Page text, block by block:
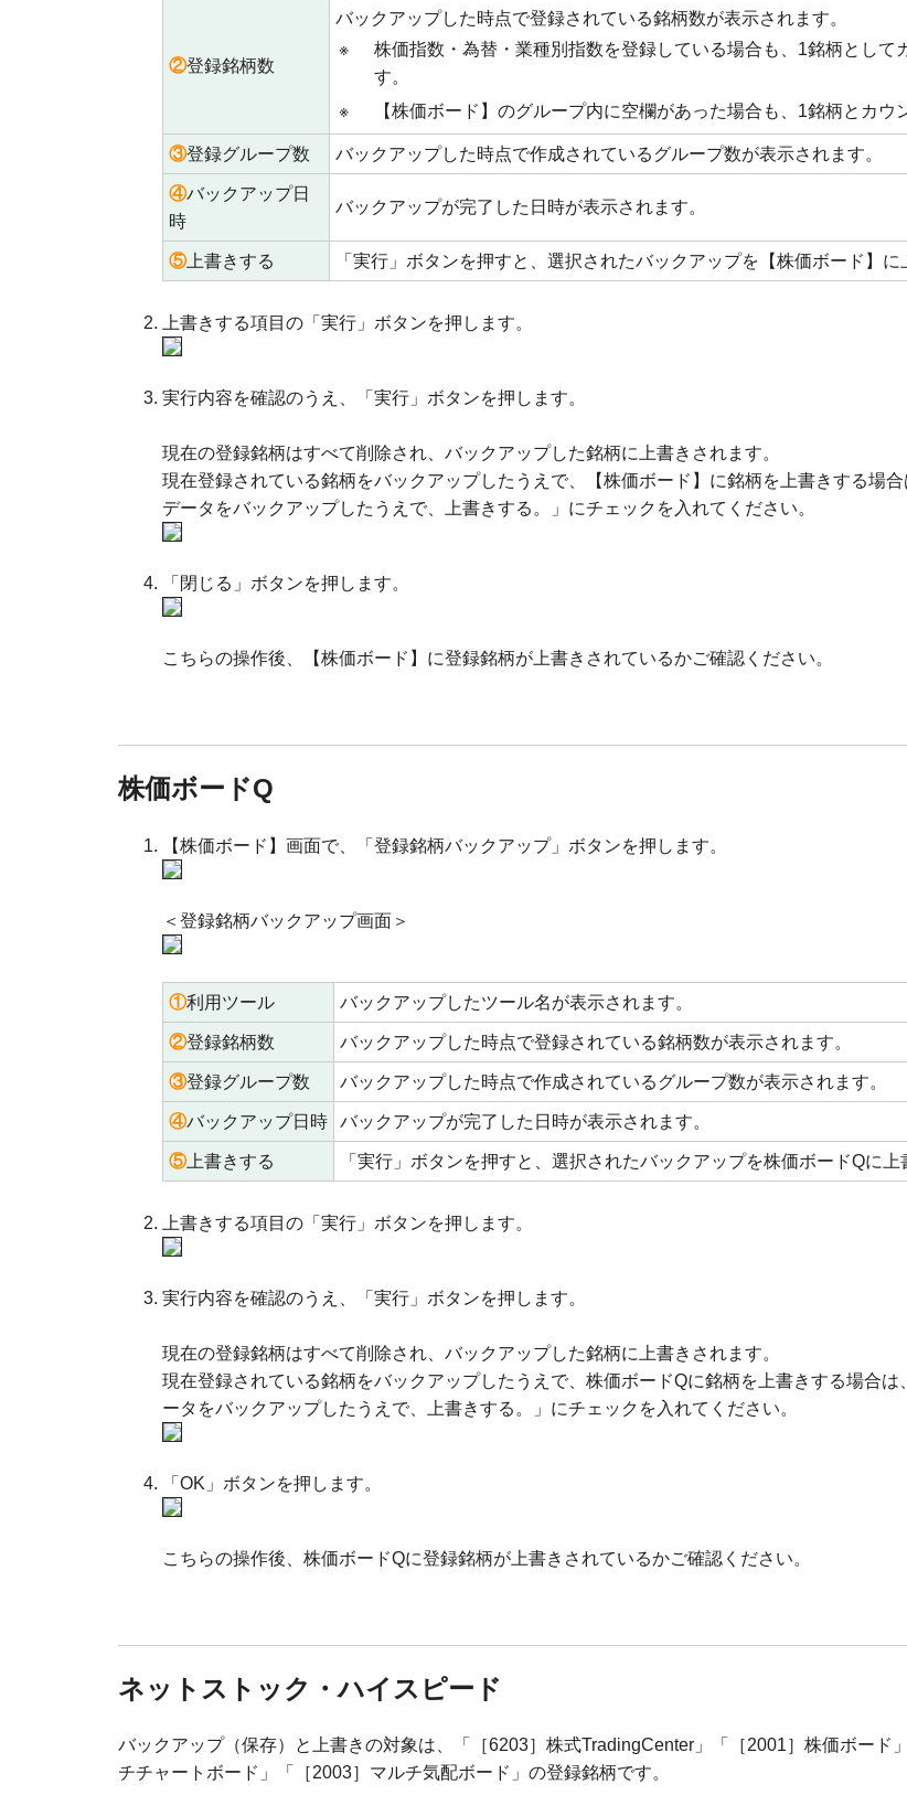
②登録銘柄数
バックアップした時点で登録されている銘柄数が表示されます。
※
株価指数・為替・業種別指数を登録している場合も、1銘柄として
す。
※
【株価ボード】のグループ内に空欄があった場合も、1銘柄とカウ
③登録グループ数 バックアップした時点で作成されているグループ数が表示されます。
④バックアップ日
時
バックアップが完了した日時が表示されます。
⑤上書きする 「実行」ボタンを押すと、選択されたバックアップを【株価ボード】に
上書きする項目の「実行」ボタンを押します。
実行内容を確認のうえ、「実行」ボタンを押します。
現在の登録銘柄はすべて削除され、バックアップした銘柄に上書きされます。
現在登録されている銘柄をバックアップしたうえで、【株価ボード】に銘柄を上書きする場
データをバックアップしたうえで、上書きする。」にチェックを入れてください。
「閉じる」ボタンを押します。
こちらの操作後、【株価ボード】に登録銘柄が上書きされているかご確認ください。
株価ボードQ
【株価ボード】画面で、「登録銘柄バックアップ」ボタンを押します。
＜登録銘柄バックアップ画面＞
①利用ツール バックアップしたツール名が表示されます。
②登録銘柄数 バックアップした時点で登録されている銘柄数が表示されます。
③登録グループ数 バックアップした時点で作成されているグループ数が表示されます。
④バックアップ日時 バックアップが完了した日時が表示されます。
⑤上書きする 「実行」ボタンを押すと、選択されたバックアップを株価ボードQに上
上書きする項目の「実行」ボタンを押します。
実行内容を確認のうえ、「実行」ボタンを押します。
現在の登録銘柄はすべて削除され、バックアップした銘柄に上書きされます。
現在登録されている銘柄をバックアップしたうえで、株価ボードQに銘柄を上書きする場合は
ータをバックアップしたうえで、上書きする。」にチェックを入れてください。
「OK」ボタンを押します。
こちらの操作後、株価ボードQに登録銘柄が上書きされているかご確認ください。
ネットストック・ハイスピード
バックアップ（保存）と上書きの対象は、「［6203］株式TradingCenter」「［2001］株価ボード
チチャートボード」「［2003］マルチ気配ボード」の登録銘柄です。